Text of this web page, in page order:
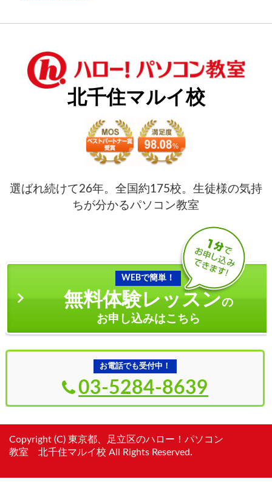
北千住マルイ校
選ばれ続けて26年。全国約175校。生徒様の気持
ちが分かるパソコン教室
WEBで簡単！
無料体験レッスンの
お申し込みはこちら
お電話でも受付中！
03-5284-8639
Copyright (C) 東京都、足立区のハロー！パソコン
教室 北千住マルイ校 All Rights Reserved.